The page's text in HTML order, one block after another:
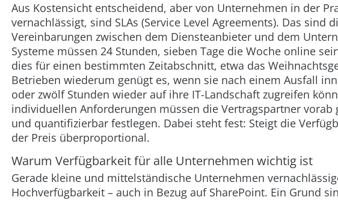
Aus Kostensicht entscheidend, aber von Unternehmen in der
vernachlässigt, sind SLAs (Service Level Agreements). Das sind
Vereinbarungen zwischen dem Diensteanbieter und dem
Systeme müssen 24 Stunden, sieben Tage die Woche online
dies für einen bestimmten Zeitabschnitt, etwa das
Betrieben wiederum genügt es, wenn sie nach einem Ausfall
oder zwölf Stunden wieder auf ihre IT-Landschaft zugreifen
individuellen Anforderungen müssen die Vertragspartner vorab
und quantifizierbar festlegen. Dabei steht fest: Steigt die
der Preis überproportional.
Warum Verfügbarkeit für alle Unternehmen wichtig ist
Gerade kleine und mittelständische Unternehmen
Hochverfügbarkeit – auch in Bezug auf SharePoint. Ein Grund